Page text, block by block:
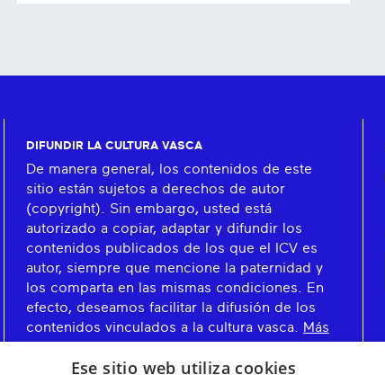
DIFUNDIR LA CULTURA VASCA
De manera general, los contenidos de este
sitio están sujetos a derechos de autor
(copyright). Sin embargo, usted está
autorizado a copiar, adaptar y difundir los
contenidos publicados de los que el ICV es
autor, siempre que mencione la paternidad y
los comparta en las mismas condiciones. En
efecto, deseamos facilitar la difusión de los
contenidos vinculados a la cultura vasca.
Más
Ese sitio web utiliza cookies